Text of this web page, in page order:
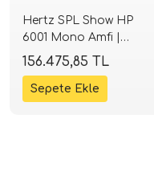
Hertz SPL Show HP
6001 Mono Amfi |
6000W Peak / 5000W
RMS | SPLHIFI
156.475,85 TL